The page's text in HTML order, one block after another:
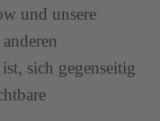
und unsere
sich gegenseitig